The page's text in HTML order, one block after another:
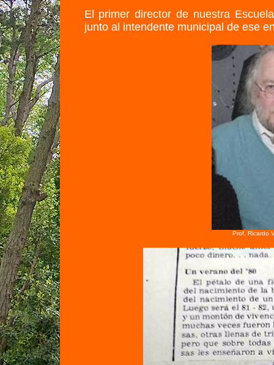
El primer director de nuestra
junto al intendente municipal de ese
Prof. Ricardo